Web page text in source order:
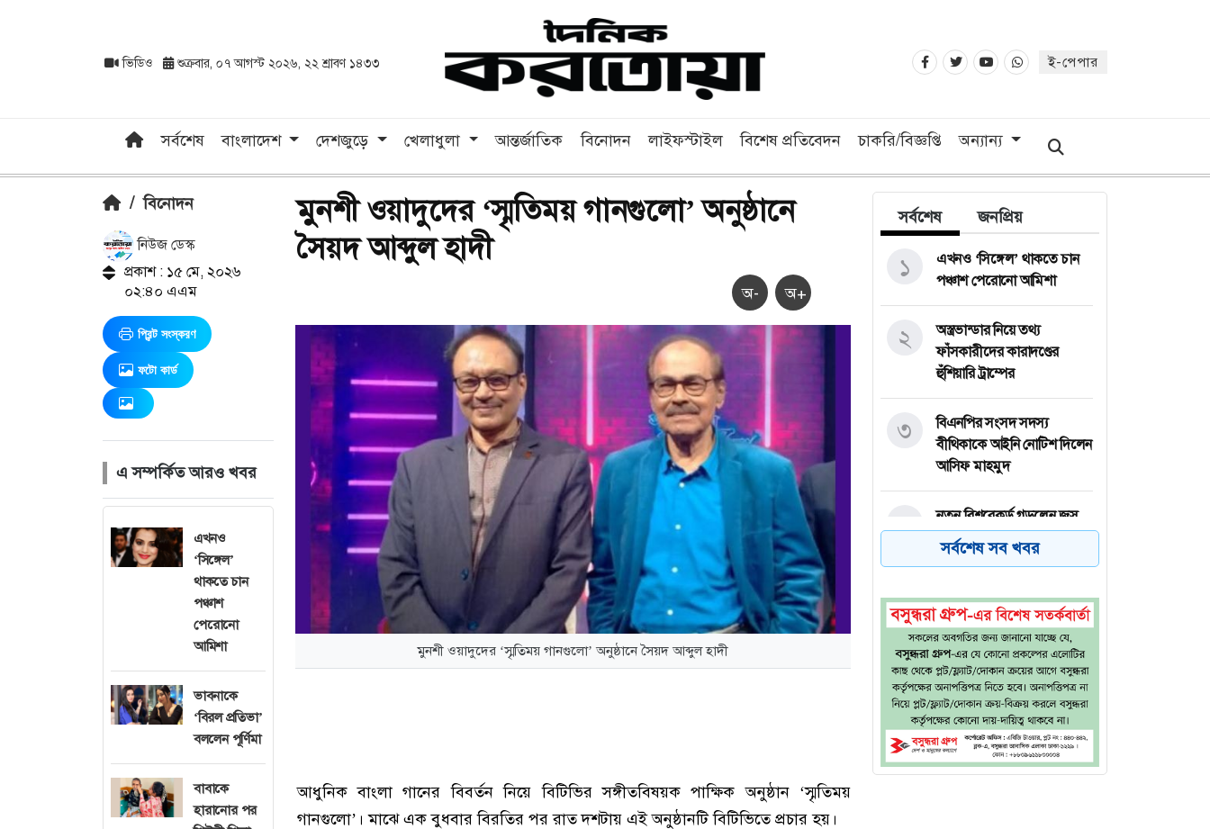
ভিডিও শুক্রবার, ০৭ আগস্ট ২০২৬, ২২ শ্রাবণ ১৪৩৩ ই-পেপার
সর্বশেষ বাংলাদেশ দেশজুড়ে খেলাধুলা আন্তর্জাতিক বিনোদন লাইফস্টাইল বিশেষ প্রতিবেদন চাকরি/বিজ্ঞপ্তি অন্যান্য
/ বিনোদন
নিউজ ডেস্ক
প্রকাশ : ১৫ মে, ২০২৬
০২:৪০ এএম
প্রিন্ট সংস্করণ
ফটো কার্ড
এ সম্পর্কিত আরও খবর
এখনও
‘সিঙ্গেল’
থাকতে চান
পঞ্চাশ
পেরোনো
আমিশা
ভাবনাকে
‘বিরল প্রতিভা’
বললেন পূর্ণিমা
বাবাকে
হারানোর পর
মুনশী ওয়াদুদের ‘স্মৃতিময় গানগুলো’ অনুষ্ঠানে
সৈয়দ আব্দুল হাদী
অ- অ+
মুনশী ওয়াদুদের ‘স্মৃতিময় গানগুলো’ অনুষ্ঠানে সৈয়দ আব্দুল হাদী
আধুনিক বাংলা গানের বিবর্তন নিয়ে বিটিভির সঙ্গীতবিষয়ক পাক্ষিক অনুষ্ঠান ‘স্মৃতিময়
গানগুলো’। মাঝে এক বুধবার বিরতির পর রাত দশটায় এই অনুষ্ঠানটি বিটিভিতে প্রচার হয়।
সর্বশেষ জনপ্রিয়
এখনও ‘সিঙ্গেল’ থাকতে চান
পঞ্চাশ পেরোনো আমিশা
১
অস্ত্রভান্ডার নিয়ে তথ্য
ফাঁসকারীদের কারাদণ্ডের
হুঁশিয়ারি ট্রাম্পের
২
বিএনপির সংসদ সদস্য
বীথিকাকে আইনি নোটিশ দিলেন
আসিফ মাহমুদ
৩
নতুন বিশ্বরেকর্ড গড়লেন জস
বাটলার
৪
গ্রেফতার ৫৬
৫
ভিসা নিয়ে যুক্তরাষ্ট্রের নতুন
নীতিমালা
৬
সর্বশেষ সব খবর